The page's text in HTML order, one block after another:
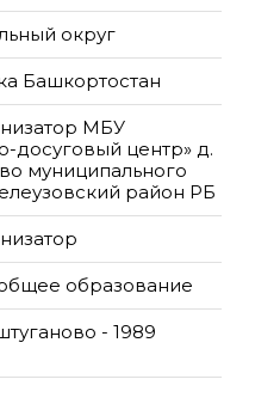
округ
Башкортостан
МБУ
досуговый центр» д.
муниципального
район РБ
образование
- 1989